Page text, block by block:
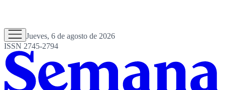
Jueves, 6 de agosto de 2026
ISSN 2745-2794